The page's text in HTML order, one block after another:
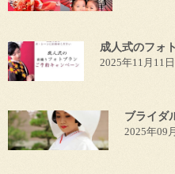
成人式のフォ
2025年11月11日
ブライダ
2025年09